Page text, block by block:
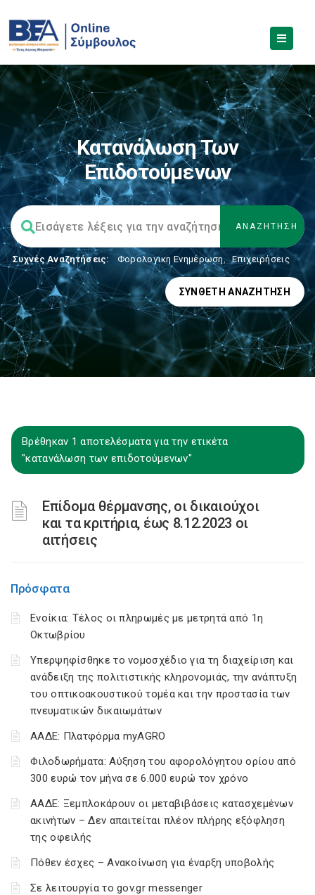
Κατανάλωση Των
Επιδοτούμενων
Συχνές Αναζητήσεις: Φορολογικη Ενημέρωση, Επιχειρήσεις
ΣΎΝΘΕΤΗ ΑΝΑΖΉΤΗΣΗ
Βρέθηκαν 1 αποτελέσματα για την ετικέτα
"κατανάλωση των επιδοτούμενων"
Επίδομα θέρμανσης, οι δικαιούχοι
και τα κριτήρια, έως 8.12.2023 οι
αιτήσεις
Πρόσφατα
Ενοίκια: Τέλος οι πληρωμές με μετρητά από 1η
Οκτωβρίου
Υπερψηφίσθηκε το νομοσχέδιο για τη διαχείριση και
ανάδειξη της πολιτιστικής κληρονομιάς, την ανάπτυξη
του οπτικοακουστικού τομέα και την προστασία των
πνευματικών δικαιωμάτων
ΑΑΔΕ: Πλατφόρμα myAGRO
Φιλοδωρήματα: Αύξηση του αφορολόγητου ορίου από
300 ευρώ τον μήνα σε 6.000 ευρώ τον χρόνο
ΑΑΔΕ: Ξεμπλοκάρουν οι μεταβιβάσεις κατασχεμένων
ακινήτων – Δεν απαιτείται πλέον πλήρης εξόφληση
της οφειλής
Πόθεν έσχες – Ανακοίνωση για έναρξη υποβολής
Σε λειτουργία το gov.gr messenger